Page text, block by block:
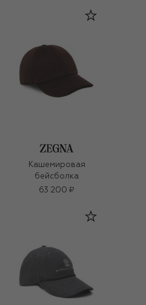
Кашемировая
бейсболка
63 200 ₽